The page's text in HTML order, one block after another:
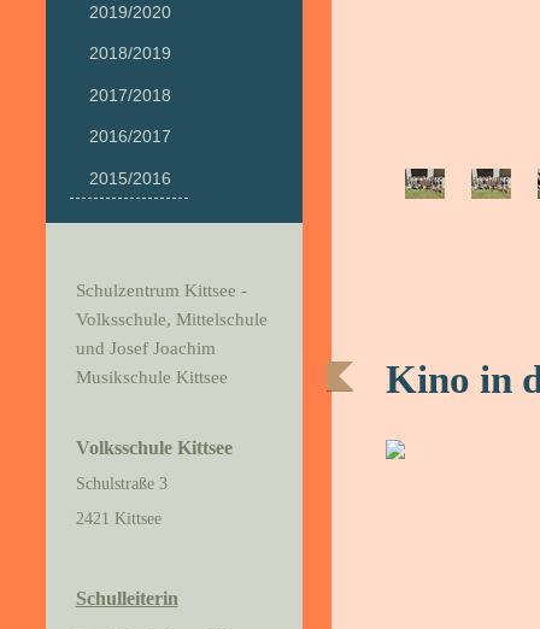
Kino in
2019/2020
2018/2019
2017/2018
2016/2017
2015/2016
Schulzentrum Kittsee -
Volksschule, Mittelschule
und Josef Joachim
Musikschule Kittsee
Volksschule Kittsee
Schulstraße 3
2421 Kittsee
Schulleiterin